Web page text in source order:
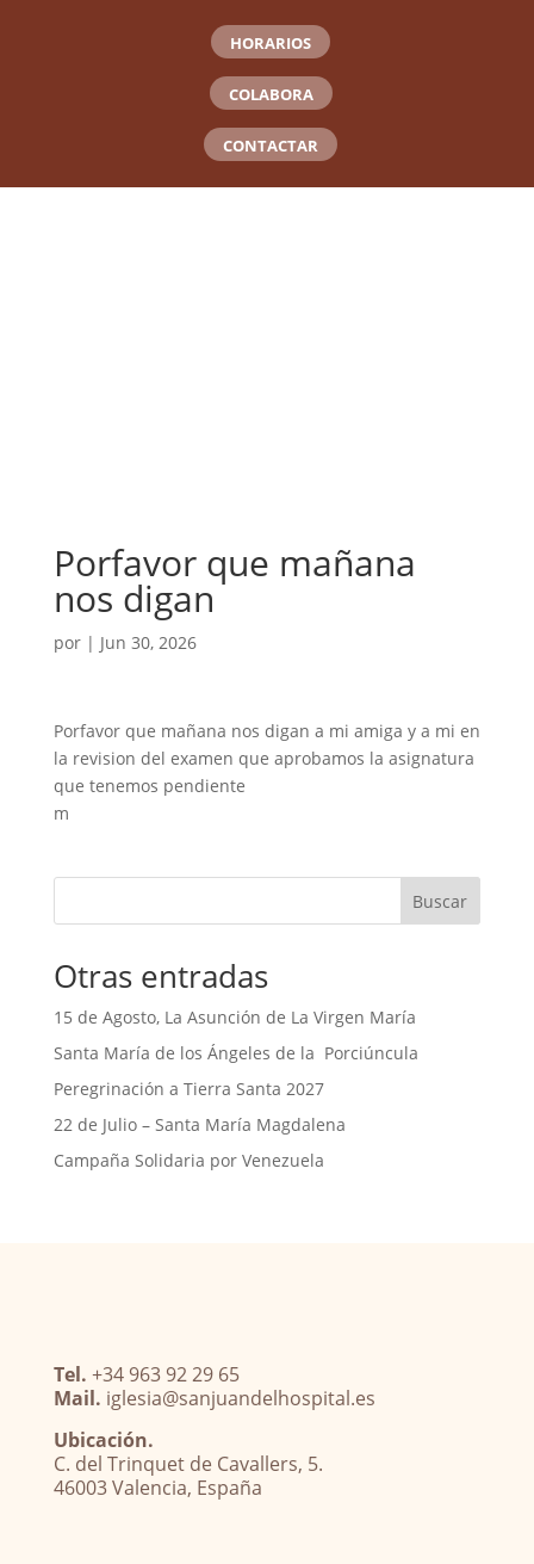
HORARIOS
COLABORA
CONTACTAR
Porfavor que mañana
nos digan
por | Jun 30, 2026
Porfavor que mañana nos digan a mi amiga y a mi en
la revision del examen que aprobamos la asignatura
que tenemos pendiente
m
Buscar
Otras entradas
15 de Agosto, La Asunción de La Virgen María
Santa María de los Ángeles de la Porciúncula
Peregrinación a Tierra Santa 2027
22 de Julio – Santa María Magdalena
Campaña Solidaria por Venezuela
Tel. +34 963 92 29 65
Mail. iglesia@sanjuandelhospital.es
Ubicación.
C. del Trinquet de Cavallers, 5.
46003 Valencia, España